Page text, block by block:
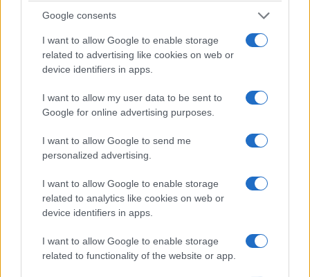
Google consents
I want to allow Google to enable storage
related to advertising like cookies on web or
device identifiers in apps.
I want to allow my user data to be sent to
Google for online advertising purposes.
I want to allow Google to send me
personalized advertising.
I want to allow Google to enable storage
related to analytics like cookies on web or
device identifiers in apps.
I want to allow Google to enable storage
related to functionality of the website or app.
ΕΚΔΗΛΩΣΕΙΣ
Η Καλαμαριά ετοιμάζεται να χορέψει στους
ρυθμούς του Πόντου: Διήμερο πανηγύρι με λύρα,
31/07/2026 - 12:40μμ